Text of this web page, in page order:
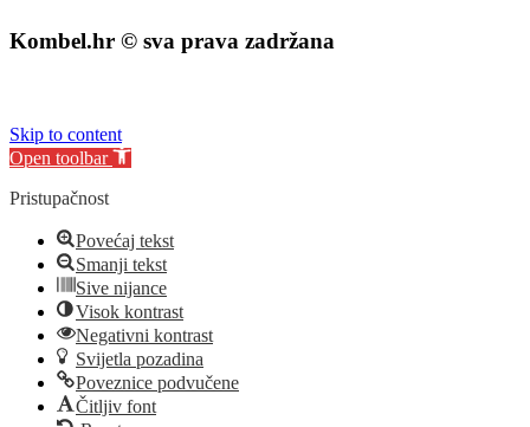
Kombel.hr © sva prava zadržana
Skip to content
Open toolbar
Pristupačnost
Povećaj tekst
Smanji tekst
Sive nijance
Visok kontrast
Negativni kontrast
Svijetla pozadina
Poveznice podvučene
Čitljiv font